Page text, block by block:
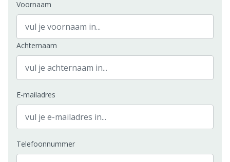
Voornaam
Achternaam
E-mailadres
Telefoonnummer